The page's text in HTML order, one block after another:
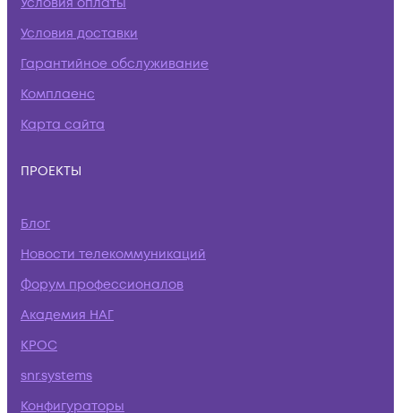
Условия доставки
Гарантийное обслуживание
Комплаенс
Карта сайта
ПРОЕКТЫ
Блог
Новости телекоммуникаций
Форум профессионалов
Академия НАГ
КРОС
snr.systems
Конфигураторы